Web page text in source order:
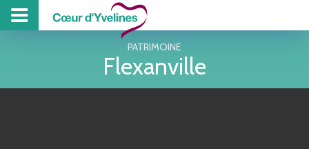
PATRIMOINE
Flexanville